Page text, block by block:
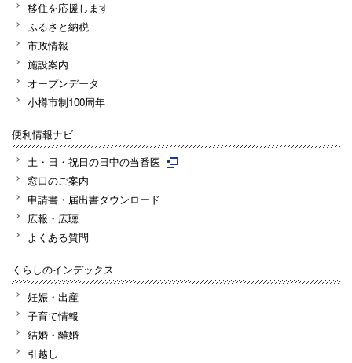
移住を応援します
ふるさと納税
市政情報
施設案内
オープンデータ
小樽市制100周年
便利情報ナビ
土・日・祝日の日中の当番医
窓口のご案内
申請書・届出書ダウンロード
広報・広聴
よくある質問
くらしのインデックス
妊娠・出産
子育て情報
結婚・離婚
引越し